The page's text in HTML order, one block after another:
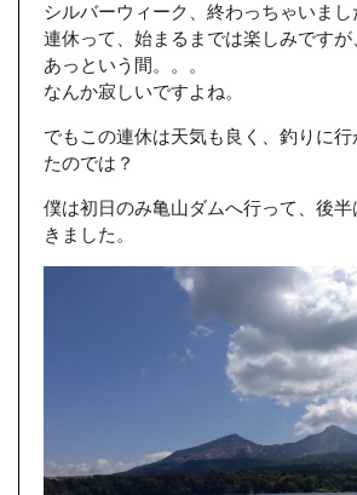
シルバーウィーク、終わっちゃいまし
連休って、始まるまでは楽しみですが
あっという間。。。
なんか寂しいですよね。
でもこの連休は天気も良く、釣りに
たのでは？
僕は初日のみ亀山ダムへ行って、後
きました。